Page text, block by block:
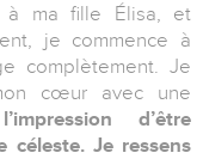
à ma fille Élisa, et
je commence à
complètement. Je
cœur avec une
d’être
céleste. Je ressens